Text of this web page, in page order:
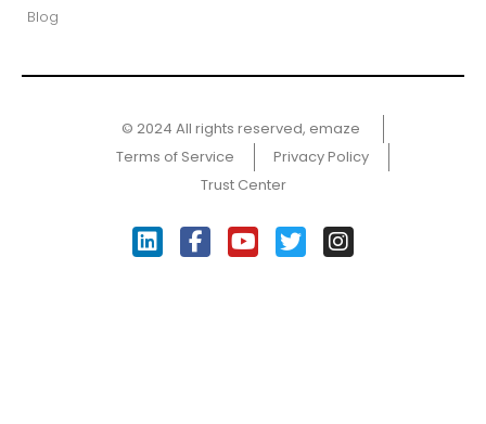
Blog
© 2024 All rights reserved, emaze ​
Terms of Service
Privacy Policy
Trust Center